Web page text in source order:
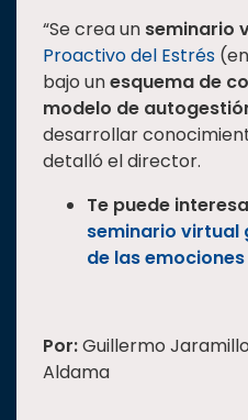
“Se crea un seminario
Proactivo del Estrés
bajo unesquema de
modelo de
desarrollar
detalló el director.
Te puede
seminario virtual
de las emociones
Por:Guillermo
Aldama